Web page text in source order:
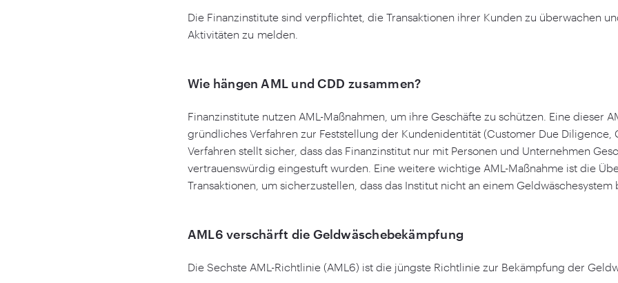
Die Finanzinstitute sind verpflichtet, die Transaktionen ihrer Kunden zu überwachen
Aktivitäten zu melden.
Wie hängen AML und CDD zusammen?
Finanzinstitute nutzen AML-Maßnahmen, um ihre Geschäfte zu schützen. Eine dieser
gründliches Verfahren zur Feststellung der Kundenidentität (Customer Due Diligence,
Verfahren stellt sicher, dass das Finanzinstitut nur mit Personen und Unternehmen
vertrauenswürdig eingestuft wurden. Eine weitere wichtige AML-Maßnahme ist die
Transaktionen, um sicherzustellen, dass das Institut nicht an einem Geldwäschesystem
AML6 verschärft die Geldwäschebekämpfung
Die Sechste AML-Richtlinie (AML 6) ist die jüngste Richtlinie zur Bekämpfung der